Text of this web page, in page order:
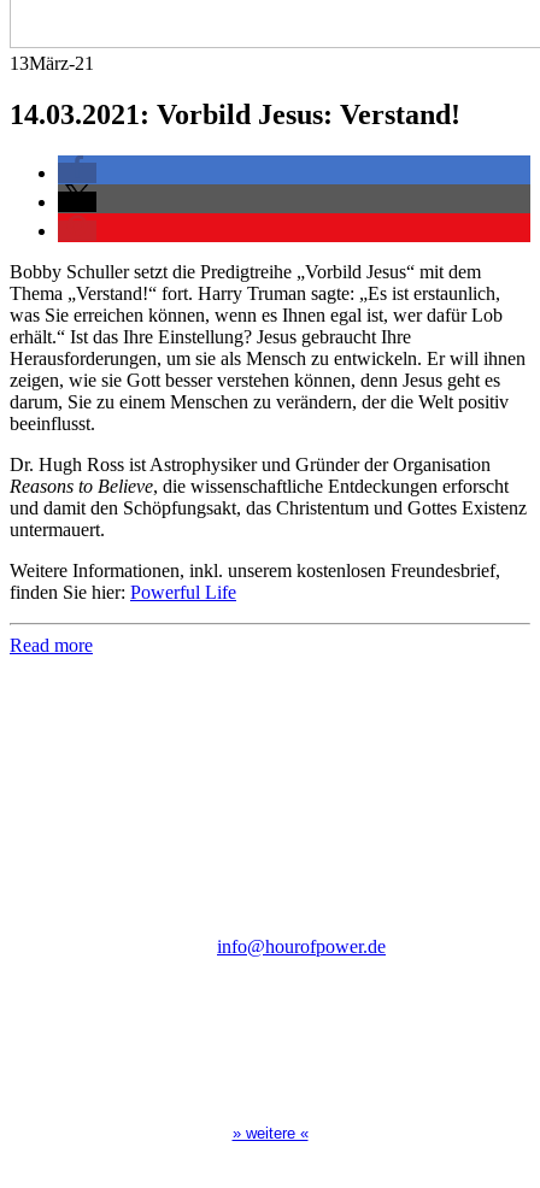
13März-21
14.03.2021: Vorbild Jesus: Verstand!
Bobby Schuller setzt die Predigtreihe „Vorbild Jesus“ mit dem
Thema „Verstand!“ fort. Harry Truman sagte: „Es ist erstaunlich,
was Sie erreichen können, wenn es Ihnen egal ist, wer dafür Lob
erhält.“ Ist das Ihre Einstellung? Jesus gebraucht Ihre
Herausforderungen, um sie als Mensch zu entwickeln. Er will ihnen
zeigen, wie sie Gott besser verstehen können, denn Jesus geht es
darum, Sie zu einem Menschen zu verändern, der die Welt positiv
beeinflusst.
Dr. Hugh Ross ist Astrophysiker und Gründer der Organisation
Reasons to Believe, die wissenschaftliche Entdeckungen erforscht
und damit den Schöpfungsakt, das Christentum und Gottes Existenz
untermauert.
Weitere Informationen, inkl. unserem kostenlosen Freundesbrief,
finden Sie hier: Powerful Life
Read more
info@hourofpower.de
» weitere «